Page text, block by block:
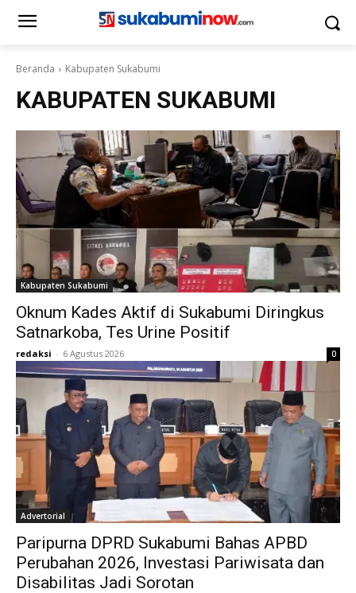
Beranda Kabupaten Sukabumi
KABUPATEN SUKABUMI
Kabupaten Sukabumi
Oknum Kades Aktif di Sukabumi Diringkus
Satnarkoba, Tes Urine Positif
redaksi - 6 Agustus 2026 0
Advertorial
Paripurna DPRD Sukabumi Bahas APBD
Perubahan 2026, Investasi Pariwisata dan
Disabilitas Jadi Sorotan